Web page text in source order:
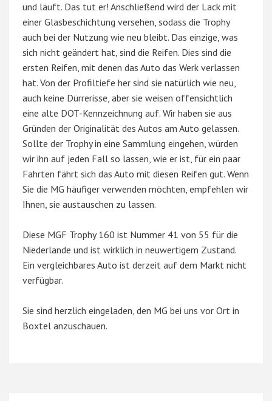
und läuft. Das tut er! Anschließend wird der Lack mit
einer Glasbeschichtung versehen, sodass die Trophy
auch bei der Nutzung wie neu bleibt. Das einzige, was
sich nicht geändert hat, sind die Reifen. Dies sind die
ersten Reifen, mit denen das Auto das Werk verlassen
hat. Von der Profiltiefe her sind sie natürlich wie neu,
auch keine Dürrerisse, aber sie weisen offensichtlich
eine alte DOT-Kennzeichnung auf. Wir haben sie aus
Gründen der Originalität des Autos am Auto gelassen.
Sollte der Trophy in eine Sammlung eingehen, würden
wir ihn auf jeden Fall so lassen, wie er ist, für ein paar
Fahrten fährt sich das Auto mit diesen Reifen gut. Wenn
Sie die MG häufiger verwenden möchten, empfehlen wir
Ihnen, sie austauschen zu lassen.
Diese MGF Trophy 160 ist Nummer 41 von 55 für die
Niederlande und ist wirklich in neuwertigem Zustand.
Ein vergleichbares Auto ist derzeit auf dem Markt nicht
verfügbar.
Sie sind herzlich eingeladen, den MG bei uns vor Ort in
Boxtel anzuschauen.